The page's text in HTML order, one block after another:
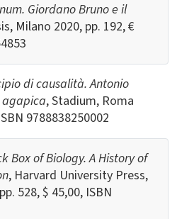
Giordano Bruno e il
Milano 2020, pp. 192, €
di causalità. Antonio
agapica, Stadium, Roma
9788838250002
Box of Biology. A History of
, Harvard University Press,
528, $ 45,00, ISBN